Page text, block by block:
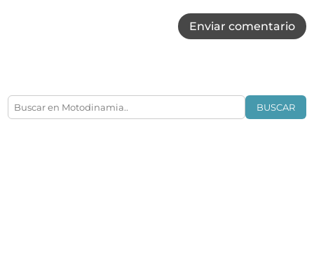
Enviar comentario
BUSCAR